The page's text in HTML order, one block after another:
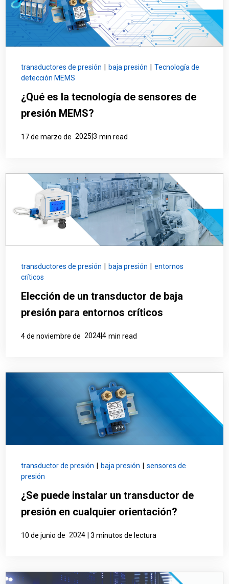
transductores de presión baja presión
Tecnología de
detección MEMS
¿Qué es la tecnología de sensores de
presión MEMS?
17 de marzo de 2025|3 min read
transductores de presión baja presión
entornos
críticos
Elección de un transductor de baja
presión para entornos críticos
4 de noviembre de 2024|4 min read
transductor de presión baja presión
sensores de
presión
¿Se puede instalar un transductor de
presión en cualquier orientación?
10 de junio de 2024 | 3 minutos de lectura